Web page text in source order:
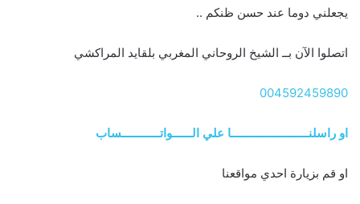
يجعلني دوما عند حسن ظنكم ..
اتصلوا الآن بــ الشيخ الروحاني المغربي بلقايد المراكشي
004592459890
او راسلنــــــــــــــــــــــــا علي الــــــواتــــــــــــساب
او قم بزيارة احدي مواقعنا